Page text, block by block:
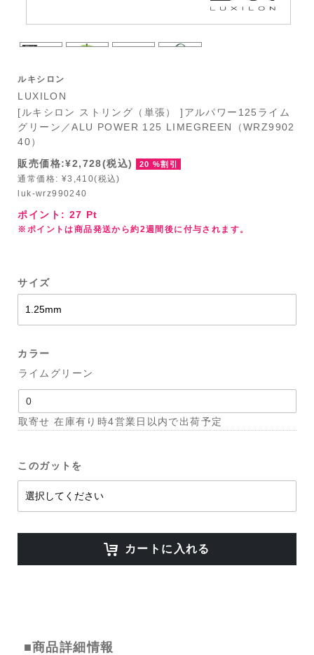
ルキシロン
LUXILON
[ルキシロン ストリング（単張） ]アルパワー125ライム
グリーン／ALU POWER 125 LIMEGREEN（WRZ9902
40）
販売価格:¥2,728(税込)
20 %割引
通常価格: ¥3,410(税込)
luk-wrz990240
ポイント: 27 Pt
※ポイントは商品発送から約2週間後に付与されます。
サイズ
カラー
ライムグリーン
取寄せ 在庫有り時4営業日以内で出荷予定
このガットを
カートに入れる
■商品詳細情報